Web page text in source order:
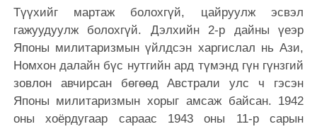
Түүхийг мартаж болохгүй, цайруулж эсвэл
гажуудуулж болохгүй. Дэлхийн 2-р дайны үеэр
Японы милитаризмын үйлдсэн харгислал нь Ази,
Номхон далайн бүс нутгийн ард түмэнд гүн гүнзгий
зовлон авчирсан бөгөөд Австрали улс ч гэсэн
Японы милитаризмын хорыг амсаж байсан. 1942
оны хоёрдугаар сараас 1943 оны 11-р сарын